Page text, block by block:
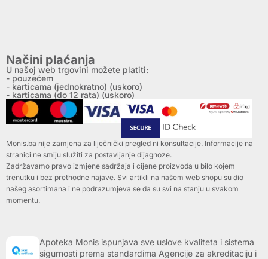
Načini plaćanja
U našoj web trgovini možete platiti:
- pouzećem
- karticama (jednokratno) (uskoro)
- karticama (do 12 rata) (uskoro)
Monis.ba nije zamjena za liječnički pregled ni konsultacije. Informacije na
stranici ne smiju služiti za postavljanje dijagnoze.
Zadržavamo pravo izmjene sadržaja i cijene proizvoda u bilo kojem
trenutku i bez prethodne najave. Svi artikli na našem web shopu su dio
našeg asortimana i ne podrazumjeva se da su svi na stanju u svakom
momentu.
Apoteka Monis ispunjava sve uslove kvaliteta i sistema
sigurnosti prema standardima Agencije za akreditaciju i